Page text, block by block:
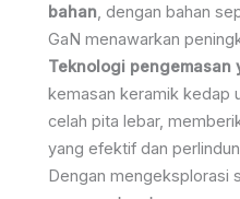
bahan, dengan bahan
GaN menawarkan
Teknologi pengemasan
kemasan keramik kedap
celah pita lebar,
yang efektif dan
Dengan mengeksplorasi